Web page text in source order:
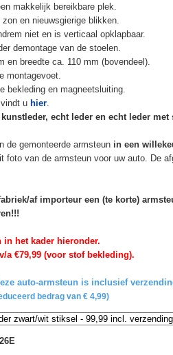
makkelijk bereikbare plek.
en nieuwsgierige blikken.
niet en is verticaal opklapbaar.
demontage van de stoelen.
en breedte ca. 110 mm (bovendeel).
montagevoet.
bekleding en magneetsluiting.
u hier.
echt leder en echt leder
de gemonteerde armsteun in een
foto van de armsteun voor uw auto. De
af importeur een (te korte)
in het kader hieronder.
€79,99 (voor stof bekleding).
auto-armsteun is inclusief
bedrag van € 4,99)